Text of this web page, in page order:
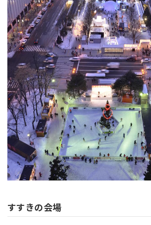
すすきの会場